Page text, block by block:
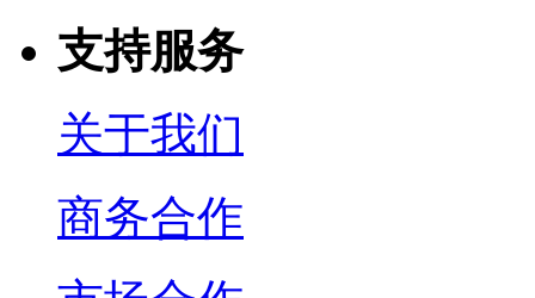
支持服务
关于我们
商务合作